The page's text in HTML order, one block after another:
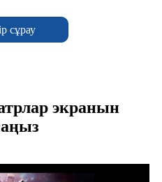
сұрау
экранын